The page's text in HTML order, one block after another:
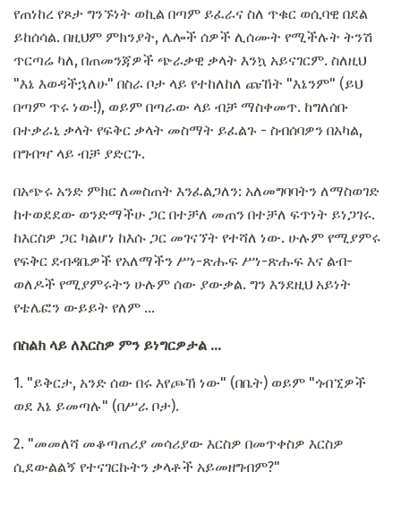
የጠነከረ የጾታ ግንኙነት ወኪል በጣም ይፈራና ስለ ጥቁር ወሲባዊ በደል
ይከሰሳል. በዚህም ምክንያት, ሌሎች ሰዎች ሊሰሙት የሚችሉት ትንሽ
ጥርጣሬ ካለ, በጠመንጃዎች ጭራቃዊ ቃላት እንኳ አይናገርም. ስለዚህ
"እኔ እወዳችኋለሁ" በስራ ቦታ ላይ የተከለከለ ጩኸት "እኔንም" (ይህ
በጣም ጥሩ ነው!), ወይም በጣራው ላይ ብቻ ማስቀመጥ. ከግለሰቡ
በተቃራኒ ቃላት የፍቅር ቃላት መስማት ይፈልጉ - ስብሰባዎን በአካል,
በግብዣ ላይ ብቻ ያድርጉ.
በአጭሩ አንድ ምክር ለመስጠት እንፈልጋለን: አለመግባባትን ለማስወገድ
ከተወደደው ወንድማችሁ ጋር በተቻለ መጠን በተቻለ ፍጥነት ይነጋገሩ.
ከእርስዎ ጋር ካልሆነ ከእሱ ጋር መገናኘት የተሻለ ነው. ሁሉም የሚያምሩ
የፍቅር ደብዳቤዎች የአለማችን ሥነ-ጽሑፍ ሥነ-ጽሑፍ እና ልብ-
ወለዶች የሚያምሩትን ሁሉም ሰው ያውቃል. ግን እንደዚህ አይነት
የቴሌፎን ውይይት የለም ...
በስልክ ላይ ለእርስዎ ምን ይነግርዎታል ...
1. "ይቅርታ, አንድ ሰው በሩ እየጮኸ ነው" (በቤት) ወይም "ጎብኚዎች
ወደ እኔ ይመጣሉ" (በሥራ ቦታ).
2. "መመለሻ መቆጣጠሪያ መሳሪያው እርስዎ በመጥቀስዎ እርስዎ
ሲደውልልኝ የተናገርኩትን ቃላቶች አይመዘግብም?"